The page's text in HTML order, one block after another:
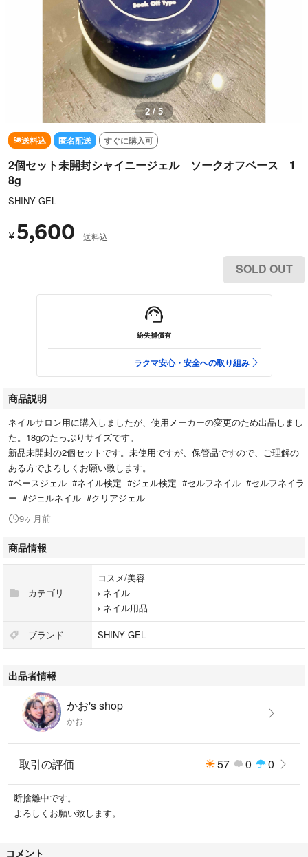
2 / 5
送料込 匿名配送 すぐに購入可
2個セット未開封シャイニージェル ソークオフベース 1
8g
SHINY GEL
¥ 5,600 送料込
SOLD OUT
紛失補償有
ラクマ安心・安全への取り組み
商品説明
ネイルサロン用に購入しましたが、使用メーカーの変更のため出品しまし
た。18gのたっぷりサイズです。
新品未開封の2個セットです。未使用ですが、保管品ですので、ご理解の
ある方でよろしくお願い致します。
#ベースジェル #ネイル検定 #ジェル検定 #セルフネイル #セルフネイラ
ー #ジェルネイル #クリアジェル
9ヶ月前
商品情報
カテゴリ
コスメ/美容
› ネイル
› ネイル用品
ブランド SHINY GEL
出品者情報
かお's shop
かお
取引の評価 57 0 0
断捨離中です。
よろしくお願い致します。
コメント